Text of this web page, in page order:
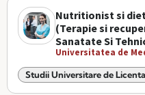
Nutritionist si
(Terapie si
Sanatate Si
Universitatea de
Studii Universitare de Licenta